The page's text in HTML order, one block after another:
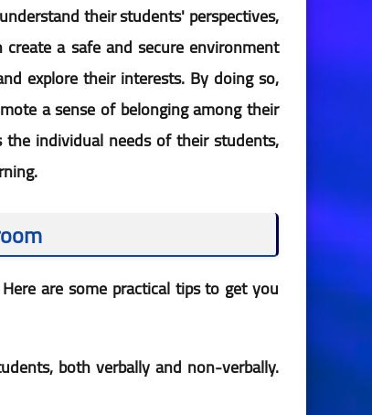
their students' perspectives,
a safe and secure environment
explore their interests. By doing so,
a sense of belonging among their
individual needs of their students,
are some practical tips to get you
both verbally and non-verbally.